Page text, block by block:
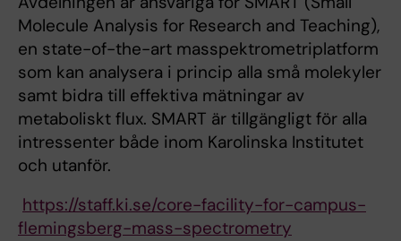
Molecule Analysis for Research and Teaching),
en state-of-the-art masspektrometriplatform
som kan analysera i princip alla små molekyler
samt bidra till effektiva mätningar av
metaboliskt flux. SMART är tillgängligt för alla
intressenter både inom Karolinska Institutet
och utanför.
https://staff.ki.se/core-facility-for-campus-
flemingsberg-mass-spectrometry